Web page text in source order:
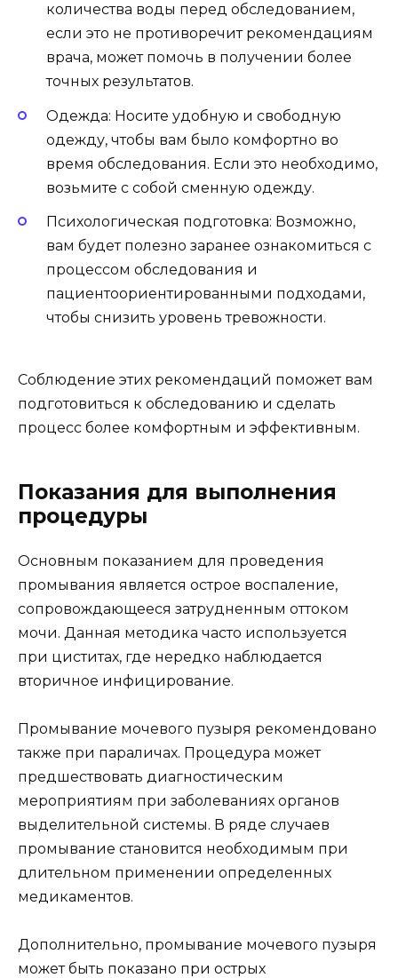
количества воды перед обследованием,
если это не противоречит рекомендациям
врача, может помочь в получении более
точных результатов.
Одежда: Носите удобную и свободную
одежду, чтобы вам было комфортно во
время обследования. Если это необходимо,
возьмите с собой сменную одежду.
Психологическая подготовка: Возможно,
вам будет полезно заранее ознакомиться с
процессом обследования и
пациентоориентированными подходами,
чтобы снизить уровень тревожности.
Соблюдение этих рекомендаций поможет вам
подготовиться к обследованию и сделать
процесс более комфортным и эффективным.
Показания для выполнения
процедуры
Основным показанием для проведения
промывания является острое воспаление,
сопровождающееся затрудненным оттоком
мочи. Данная методика часто используется
при циститах, где нередко наблюдается
вторичное инфицирование.
Промывание мочевого пузыря рекомендовано
также при параличах. Процедура может
предшествовать диагностическим
мероприятиям при заболеваниях органов
выделительной системы. В ряде случаев
промывание становится необходимым при
длительном применении определенных
медикаментов.
Дополнительно, промывание мочевого пузыря
может быть показано при острых